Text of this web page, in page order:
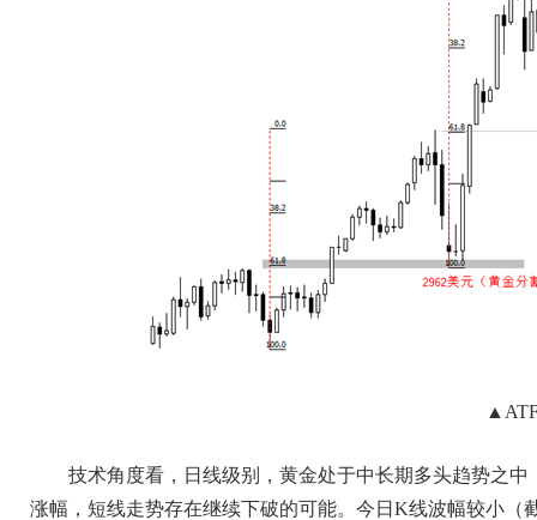
技术角度看，日线级别，黄金处于中长期多头趋势之
涨幅，短线走势存在继续下破的可能。今日K线波幅较小（